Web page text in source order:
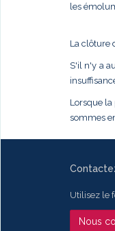
les
La clôture
S'il n'y a
Lorsque
sommes
Utilisez le
Nous